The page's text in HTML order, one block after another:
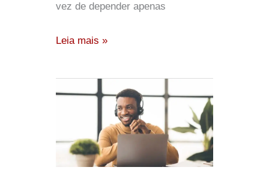
vez de depender apenas
Leia mais »
centers